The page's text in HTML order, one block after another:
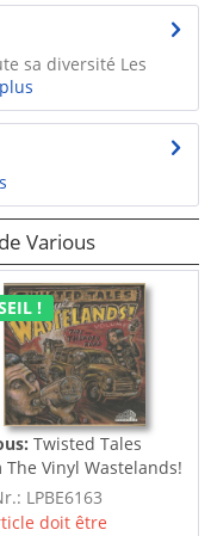
sa diversité Les
plus
Various
!
Twisted Tales
The Vinyl Wastelands!
LPBE6163
doit être